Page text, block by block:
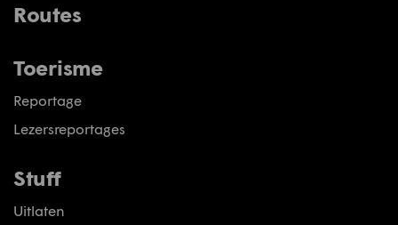
Routes
Toerisme
Reportage
Lezersreportages
Stuff
Uitlaten